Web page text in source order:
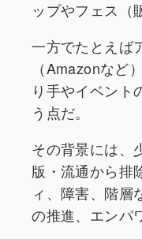
ップやフェス（
一方でたとえば
（Amazonなど
り手やイベント
う点だ。
その背景には、
版・流通から排
ィ、障害、階層
の推進、エンパ